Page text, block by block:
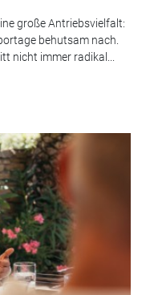
große Antriebsvielfalt:
behutsam nach.
nicht immer radikal...